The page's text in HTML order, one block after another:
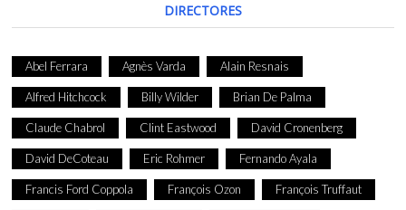
DIRECTORES
Abel Ferrara Agnès Varda Alain Resnais
Alfred Hitchcock Billy Wilder Brian De Palma
Claude Chabrol Clint Eastwood David Cronenberg
David DeCoteau Eric Rohmer Fernando Ayala
Francis Ford Coppola François Ozon François Truffaut